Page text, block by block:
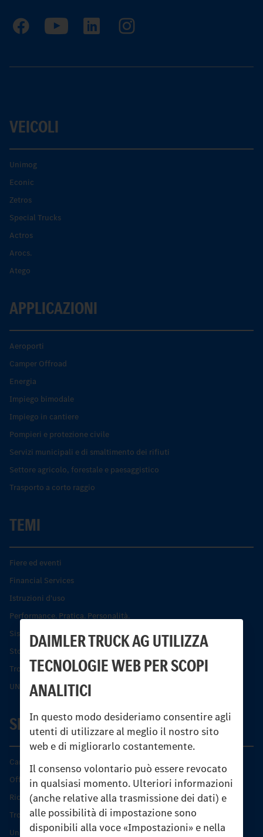
DAIMLER TRUCK AG UTILIZZA
TECNOLOGIE WEB PER SCOPI
ANALITICI
In questo modo desideriamo consentire agli
utenti di utilizzare al meglio il nostro sito
web e di migliorarlo costantemente.
Il consenso volontario può essere revocato
in qualsiasi momento. Ulteriori informazioni
(anche relative alla trasmissione dei dati) e
alle possibilità di impostazione sono
disponibili alla voce «Impostazioni» e nella
VEICOLI
Unimog
Econic
Zetros
Special Trucks
Actros
Arocs.
Atego
APPLICAZIONI
Aeroporti
Camper Offroad
Energia
Impiego bimodale
Impiego in cantiere
Pompieri e protezione civile
Servizi municipali e di smaltimento dei rifiuti
Settore agricolo, forestale e paesaggistico
Trasporto a corto raggio
TEMI
Fiere ed eventi
Financial Services
Istruzioni d'uso
Performance. Pratica. Personalità.
Sistemi di assistenza alla guida e di sicurezza
Storia dell’Unimog
Trovare un partner
UNI-TOUCH®
SERVIZIO
Caratteristiche di prodotto
Offerta di servizio Unimog
Ricambi originali
Trovare un partner
Unimog Service Days